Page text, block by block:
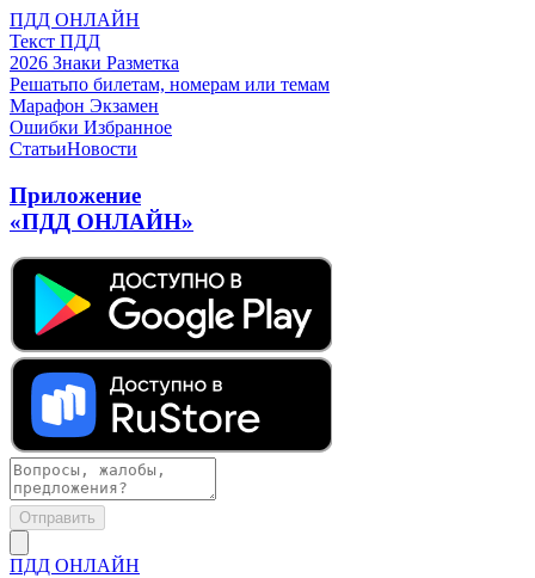
ПДД ОНЛАЙН
Текст ПДД
2026 Знаки Разметка
Решатьпо билетам, номерам или темам
Марафон Экзамен
Ошибки Избранное
СтатьиНовости
Приложение
«ПДД ОНЛАЙН»
Отправить
ПДД ОНЛАЙН